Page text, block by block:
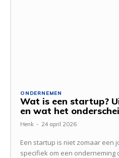
ONDERNEMEN
Wat is een startup?
en wat het
Henk - 24 april 2026
Een startup is niet zomaar een
specifiek om een onderneming